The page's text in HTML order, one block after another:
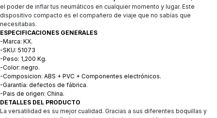
el poder de inflar tus neumáticos en cualquier momento y lugar. Este
dispositivo compacto es el compañero de viaje que no sabías que
necesitabas.
ESPECIFICACIONES GENERALES
-Marca: KX.
-SKU: 51073
-Peso: 1,200 Kg.
-Color: negro.
-Composicion: ABS + PVC + Componentes electrónicos.
-Garantía: defectos de fábrica.
-Pais de origen: China.
DETALLES DEL PRODUCTO
La versatilidad es su mejor cualidad. Gracias a sus diferentes boquillas y